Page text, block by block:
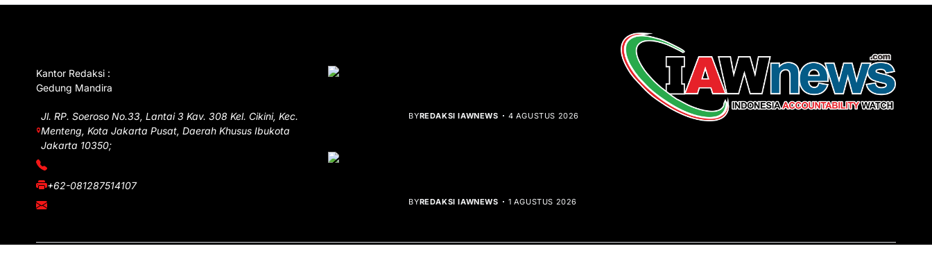
Kantor Redaksi :
Gedung Mandira
Jl. RP. Soeroso No.33, Lantai 3 Kav. 308 Kel. Cikini, Kec.
Menteng, Kota Jakarta Pusat, Daerah Khusus Ibukota
Jakarta 10350;
+62-081287514107
BYREDAKSI IAWNEWS 4 AGUSTUS 2026
BYREDAKSI IAWNEWS 1 AGUSTUS 2026